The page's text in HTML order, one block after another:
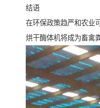
结语
在环保政策趋严和农业
烘干酶体机将成为畜禽